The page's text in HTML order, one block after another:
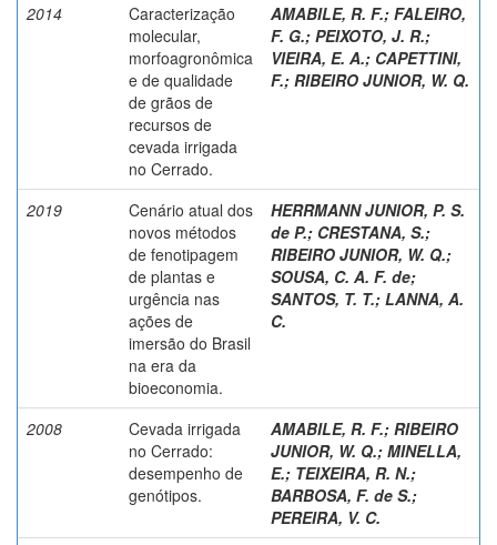
2014
Caracterização
molecular,
morfoagronômica
e de qualidade
de grãos de
recursos de
cevada irrigada
no Cerrado.
AMABILE, R. F.; FALEIRO,
F. G.; PEIXOTO, J. R.;
VIEIRA, E. A.; CAPETTINI,
F.; RIBEIRO JUNIOR, W. Q.
2019
Cenário atual dos
novos métodos
de fenotipagem
de plantas e
urgência nas
ações de
imersão do Brasil
na era da
bioeconomia.
HERRMANN JUNIOR, P. S.
de P.; CRESTANA, S.;
RIBEIRO JUNIOR, W. Q.;
SOUSA, C. A. F. de;
SANTOS, T. T.; LANNA, A.
C.
2008
Cevada irrigada
no Cerrado:
desempenho de
genótipos.
AMABILE, R. F.; RIBEIRO
JUNIOR, W. Q.; MINELLA,
E.; TEIXEIRA, R. N.;
BARBOSA, F. de S.;
PEREIRA, V. C.